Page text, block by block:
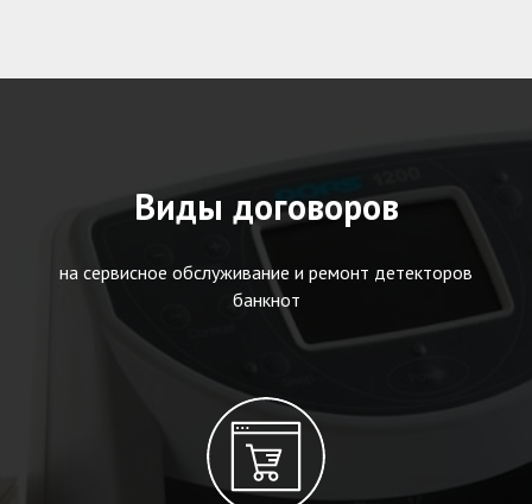
Виды договоров
на сервисное обслуживание и ремонт детекторов
банкнот